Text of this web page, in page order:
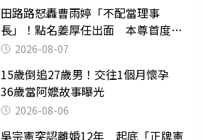
田路路怒轟曹雨婷「不配當理事
長」！點名姜厚任出面 本尊首度回
應了2026-08-07
15歲倒追27歲男！交往1個月懷孕
36歲當阿嬤故事曝光
2026-08-06
吳宗憲突認離婚12年 起底「正牌憲